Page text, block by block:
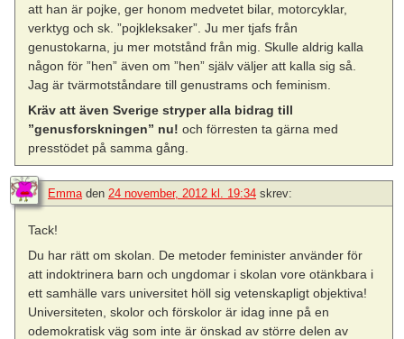
att han är pojke, ger honom medvetet bilar, motorcyklar,
verktyg och sk. ”pojkleksaker”. Ju mer tjafs från
genustokarna, ju mer motstånd från mig. Skulle aldrig kalla
någon för ”hen” även om ”hen” själv väljer att kalla sig så.
Jag är tvärmotståndare till genustrams och feminism.
Kräv att även Sverige stryper alla bidrag till
”genusforskningen” nu! och förresten ta gärna med
presstödet på samma gång.
Emma den 24 november, 2012 kl. 19:34 skrev:
Tack!
Du har rätt om skolan. De metoder feminister använder för
att indoktrinera barn och ungdomar i skolan vore otänkbara i
ett samhälle vars universitet höll sig vetenskapligt objektiva!
Universiteten, skolor och förskolor är idag inne på en
odemokratisk väg som inte är önskad av större delen av